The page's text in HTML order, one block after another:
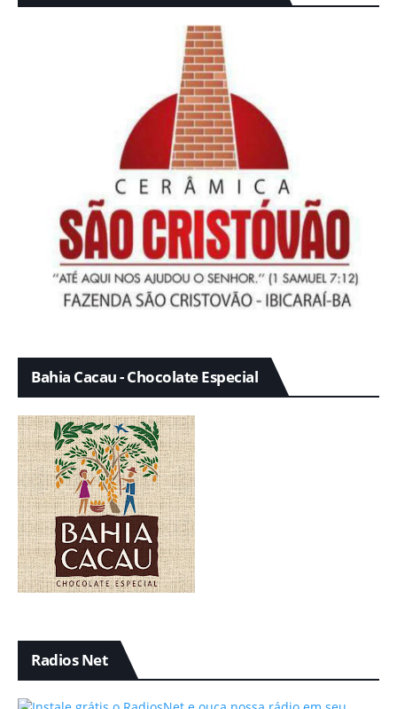
Bahia Cacau - Chocolate Especial
Radios Net